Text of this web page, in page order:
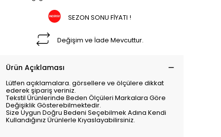
SEZON SONU FİYATI !
Değişim ve İade Mevcuttur.
Ürün Açıklaması
Lütfen açıklamalara. görsellere ve ölçülere dikkat
ederek şipariş veriniz.
Tekstil Ürünlerinde Beden Ölçüleri Markalara Göre
Değişiklik Gösterebilmektedir.
Size Uygun Doğru Bedeni Seçebilmek Adına Kendi
Kullandığınız Ürünlerle Kıyaslayabilirsiniz.